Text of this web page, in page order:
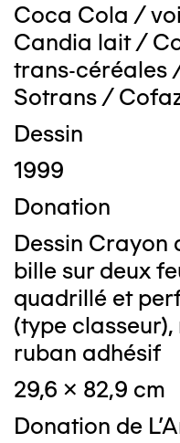
Coca Cola /
Candia lait /
trans-céréales
Sotrans /
Dessin
1999
Donation
Dessin Crayon
bille sur deux
quadrillé et
(type
ruban adhésif
29,6 x 82,9 cm
Donation de